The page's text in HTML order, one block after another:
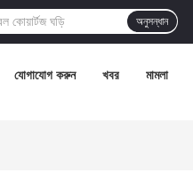
অনুসন্ধান
যোগাযোগ করুন খবর মামলা